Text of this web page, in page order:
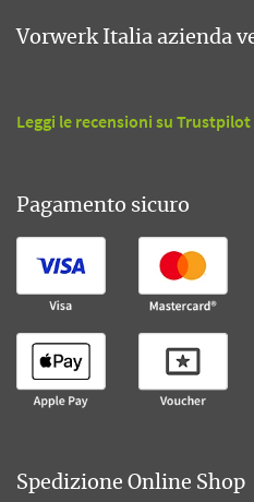
Vorwerk Italia azienda
Leggi le recensioni su Trustpilot
Pagamento sicuro
Spedizione Online Shop